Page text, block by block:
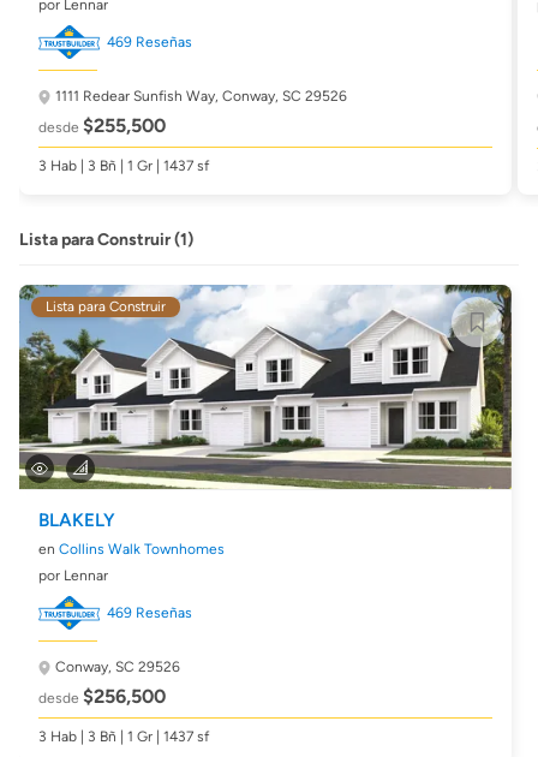
por Lennar
469 Reseñas
1111 Redear Sunfish Way, Conway, SC 29526
desde $255,500
3 Hab | 3 Bñ | 1 Gr | 1437 sf
Lista para Construir (1)
Lista para Construir
BLAKELY
en Collins Walk Townhomes
por Lennar
469 Reseñas
Conway, SC 29526
desde $256,500
3 Hab | 3 Bñ | 1 Gr | 1437 sf